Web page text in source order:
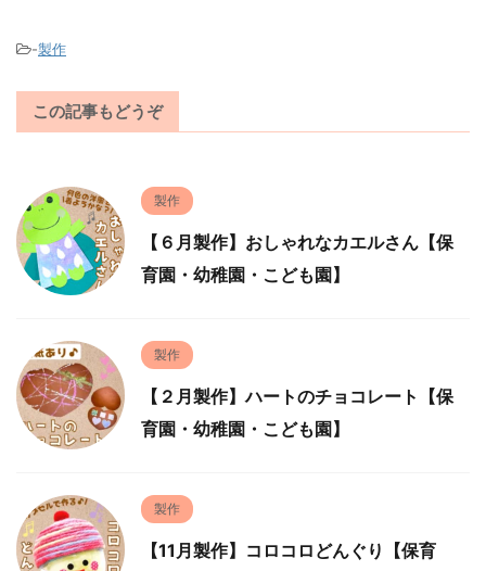
-製作
この記事もどうぞ
製作
【６月製作】おしゃれなカエルさん【保
育園・幼稚園・こども園】
製作
【２月製作】ハートのチョコレート【保
育園・幼稚園・こども園】
製作
【11月製作】コロコロどんぐり【保育